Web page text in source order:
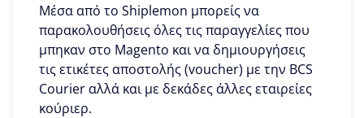
Μέσα από το Shiplemon μπορείς να
παρακολουθήσεις όλες τις παραγγελίες που
μπηκαν στο Magento και να δημιουργήσεις
τις ετικέτες αποστολής (voucher) με την BCS
Courier αλλά και με δεκάδες άλλες εταιρείες
κούριερ.